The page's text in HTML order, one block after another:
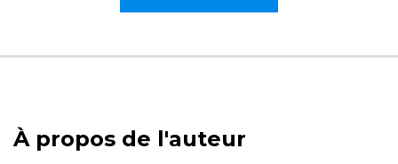
À propos de l'auteur